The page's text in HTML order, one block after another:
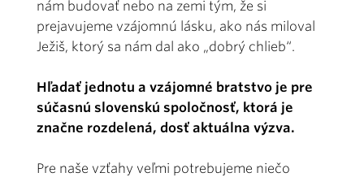
nám budovať nebo na zemi tým, že si
prejavujeme vzájomnú lásku, ako nás miloval
Ježiš, ktorý sa nám dal ako „dobrý chlieb“.
Hľadať jednotu a vzájomné bratstvo je pre
súčasnú slovenskú spoločnosť, ktorá je
značne rozdelená, dosť aktuálna výzva.
Pre naše vzťahy veľmi potrebujeme niečo